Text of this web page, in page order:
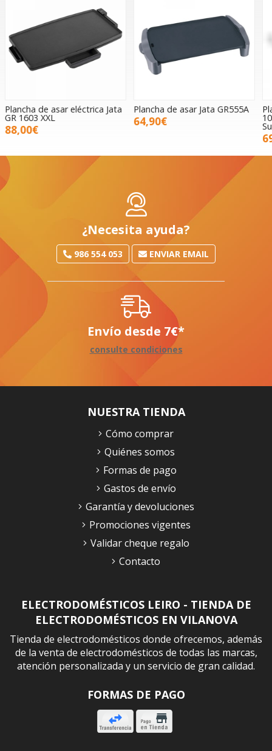
Plancha de asar Jata GR555A
64,90€
Plancha asados Princess
102240 Table Chef Classic
Superior
¿Necesita ayuda?
986 554 053 ENVIAR EMAIL
Envío desde 7€*
consulte condiciones
ELECTRODOMÉSTICOS LEIRO - TIENDA DE
ELECTRODOMÉSTICOS EN VILANOVA
Tienda de electrodomésticos donde ofrecemos, además
de la venta de electrodomésticos de todas las marcas,
atención personalizada y un servicio de gran calidad.
FORMAS DE PAGO
NUESTRA TIENDA
Cómo comprar
Quiénes somos
Formas de pago
Gastos de envío
Garantía y devoluciones
Promociones vigentes
Validar cheque regalo
Contacto